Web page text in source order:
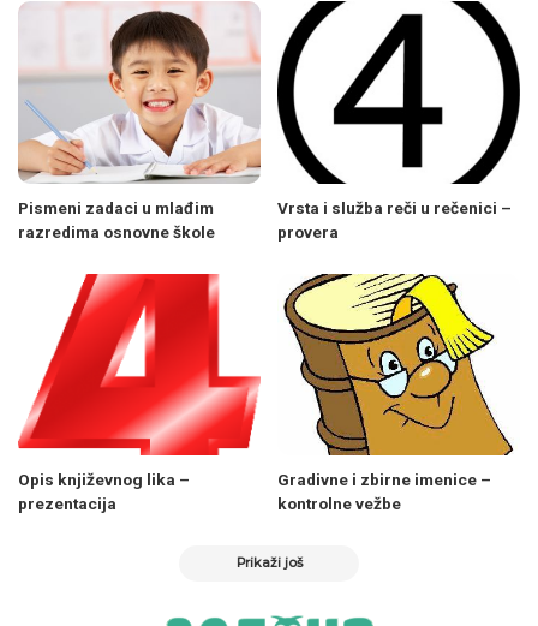
Pismeni zadaci u mlađim
razredima osnovne škole
Vrsta i služba reči u rečenici –
provera
Opis književnog lika –
prezentacija
Gradivne i zbirne imenice –
kontrolne vežbe
Prikaži još